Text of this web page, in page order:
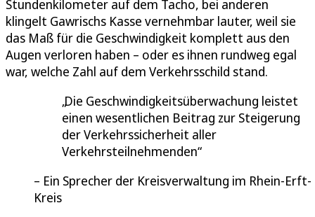
Stundenkilometer auf dem Tacho, bei anderen
klingelt Gawrischs Kasse vernehmbar lauter, weil sie
das Maß für die Geschwindigkeit komplett aus den
Augen verloren haben – oder es ihnen rundweg egal
war, welche Zahl auf dem Verkehrsschild stand.
Die Geschwindigkeitsüberwachung leistet
einen wesentlichen Beitrag zur Steigerung
der Verkehrssicherheit aller
Verkehrsteilnehmenden
Ein Sprecher der Kreisverwaltung im Rhein-Erft-
Kreis